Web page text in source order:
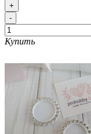
+
-
Купить